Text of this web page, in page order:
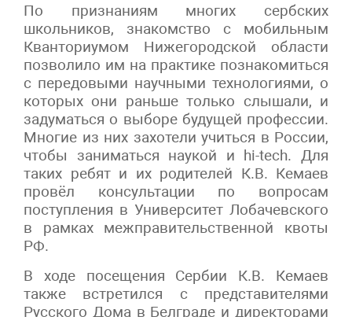
По признаниям многих сербских
школьников, знакомство с мобильным
Кванториумом Нижегородской области
позволило им на практике познакомиться
с передовыми научными технологиями, о
которых они раньше только слышали, и
задуматься о выборе будущей профессии.
Многие из них захотели учиться в России,
чтобы заниматься наукой и hi-tech. Для
таких ребят и их родителей К.В. Кемаев
провёл консультации по вопросам
поступления в Университет Лобачевского
в рамках межправительственной квоты
РФ.
В ходе посещения Сербии К.В. Кемаев
также встретился с представителями
Русского Дома в Белграде и директорами